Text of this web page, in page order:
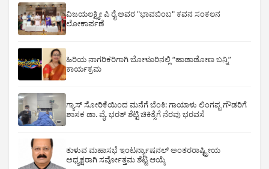
ವಿಜಯಲಕ್ಷ್ಮೀ ಪಿ ರೈ ಅವರ "ಭಾವಬಿಂಬ" ಕವನ ಸಂಕಲನ
ಲೋಕಾರ್ಪಣೆ
ಹಿರಿಯ ನಾಗರಿಕರಿಗಾಗಿ ಬೋಳೂರಿನಲ್ಲಿ “ಹಾಡಾಡೋಣ ಬನ್ನಿ”
ಕಾರ್ಯಕ್ರಮ
ಗ್ಯಾಸ್ ಸೋರಿಕೆಯಿಂದ ಮನೆಗೆ ಬೆಂಕಿ: ಗಾಯಾಳು ಲಿಂಗಪ್ಪ ಗೌಡರಿಗೆ
ಶಾಸಕ ಡಾ. ವೈ. ಭರತ್ ಶೆಟ್ಟಿ ಚಿಕಿತ್ಸೆಗೆ ನೆರವು ಭರವಸೆ
ತುಳುವ ಮಹಾಸಭೆ ಇಂಟರ್ನ್ಯಾಷನಲ್ ಅಂತರರಾಷ್ಟ್ರೀಯ
ಅಧ್ಯಕ್ಷರಾಗಿ ಸರ್ವೋತ್ತಮ ಶೆಟ್ಟಿ ಆಯ್ಕೆ